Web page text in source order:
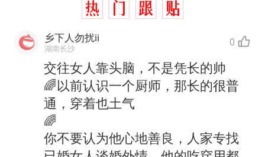
乡下人勿扰ii
湖南长沙 0
交往女人靠头脑，不是凭长的帅
🌈以前认识一个厨师，那长的很普
通，穿着也土气
🌈
你不要认为他心地善良，人家专找